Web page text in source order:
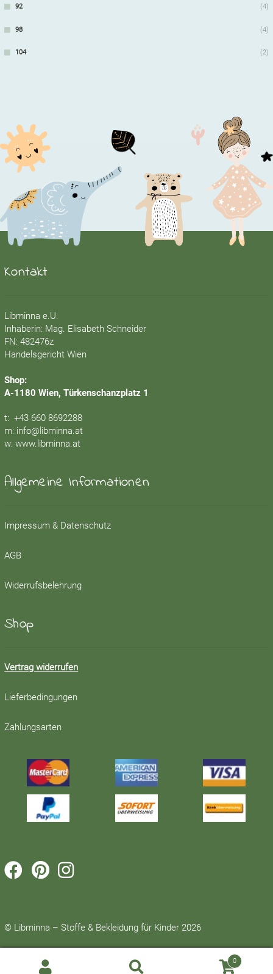
92 (4)
98 (4)
104 (2)
Kontakt
Libminna e.U.
Inhaberin: Mag. Elisabeth Schneider
FN: 482476z
Handelsgericht Wien
Shop:
A-1180 Wien, Türkenschanzplatz 1
t:+43 660 8692288
m: info@libminna.at
w:www.libminna.at
Allgemeine Informationen
Impressum & Datenschutz
AGB
Widerrufsbelehrung
Shop
Vertrag widerrufen
Lieferbedingungen
Zahlungsarten
  
© Libminna – Stoffe & Bekleidung für Kinder 2026
0